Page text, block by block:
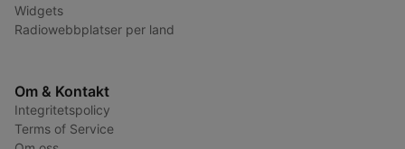
Widgets
Radiowebbplatser per land
Om & Kontakt
Integritetspolicy
Terms of Service